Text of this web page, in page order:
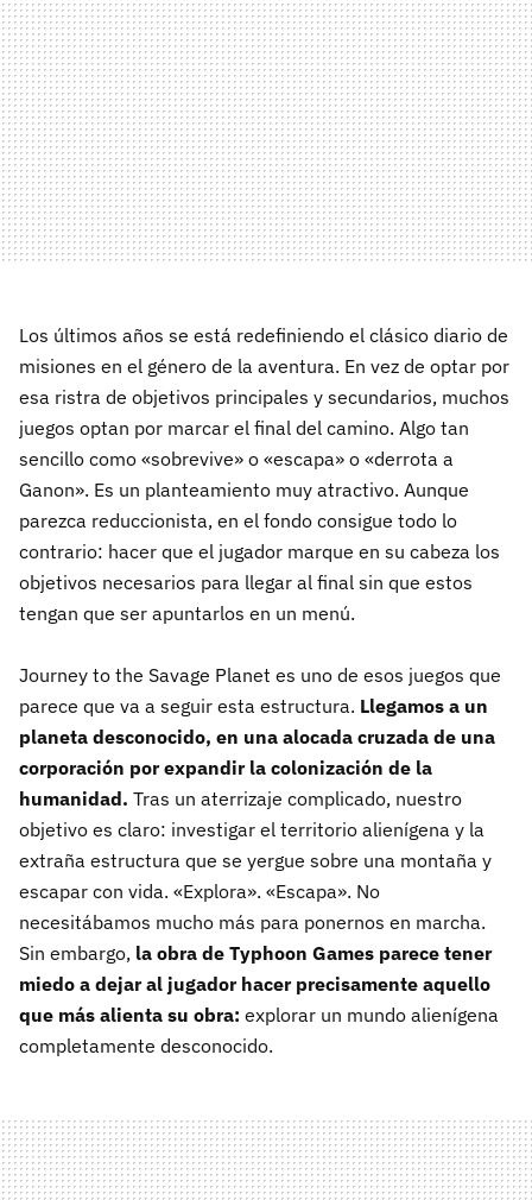
Los últimos años se está redefiniendo el clásico diario de
misiones en el género de la aventura. En vez de optar por
esa ristra de objetivos principales y secundarios, muchos
juegos optan por marcar el final del camino. Algo tan
sencillo como «sobrevive» o «escapa» o «derrota a
Ganon». Es un planteamiento muy atractivo. Aunque
parezca reduccionista, en el fondo consigue todo lo
contrario: hacer que el jugador marque en su cabeza los
objetivos necesarios para llegar al final sin que estos
tengan que ser apuntarlos en un menú.
Journey to the Savage Planet es uno de esos juegos que
parece que va a seguir esta estructura. Llegamos a un
planeta desconocido, en una alocada cruzada de una
corporación por expandir la colonización de la
humanidad. Tras un aterrizaje complicado, nuestro
objetivo es claro: investigar el territorio alienígena y la
extraña estructura que se yergue sobre una montaña y
escapar con vida. «Explora». «Escapa». No
necesitábamos mucho más para ponernos en marcha.
Sin embargo, la obra de Typhoon Games parece tener
miedo a dejar al jugador hacer precisamente aquello
que más alienta su obra: explorar un mundo alienígena
completamente desconocido.